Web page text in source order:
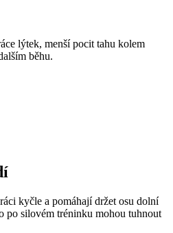
lýtek, menší pocit tahu kolem
běhu.
kyčle a pomáhají držet osu dolní
po silovém tréninku mohou tuhnout